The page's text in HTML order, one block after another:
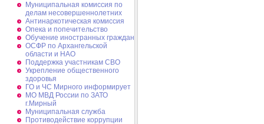
Муниципальная комиссия по
делам несовершеннолетних
Антинаркотическая комиссия
Опека и попечительство
Обучение иностранных граждан
ОСФР по Архангельской
области и НАО
Поддержка участникам СВО
Укрепление общественного
здоровья
ГО и ЧС Мирного информирует
МО МВД России по ЗАТО
г.Мирный
Муниципальная cлужба
Противодействие коррупции